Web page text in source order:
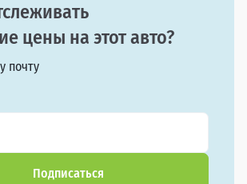
цены на этот авто?
почту
Подписаться